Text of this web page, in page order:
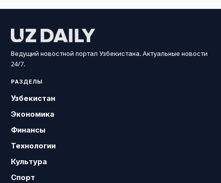
Ведущий новостной портал Узбекистана. Актуальные новости
24/7.
РАЗДЕЛЫ
Узбекистан
Экономика
Финансы
Технологии
Культура
Спорт